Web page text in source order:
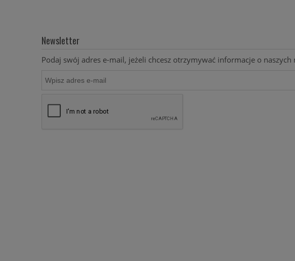
Newsletter
Podaj swój adres e-mail, jeżeli chcesz otrzymywać informacje o